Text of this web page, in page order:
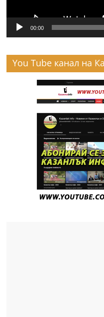
00:00
You Tube канал на